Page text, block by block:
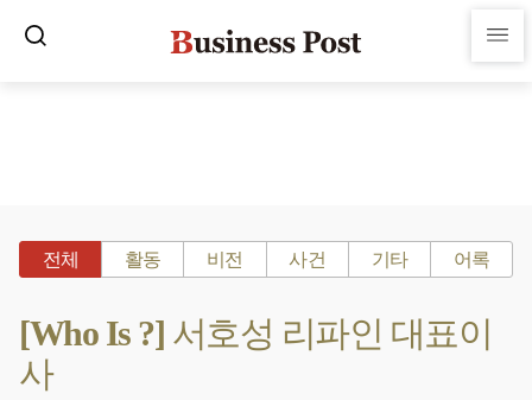
전체 활동 비전 사건 기타 어록
[Who Is ?] 서호성 리파인 대표이
사